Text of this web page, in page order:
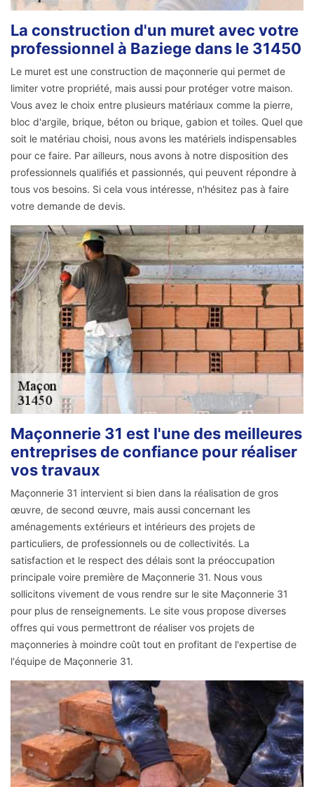
La construction d'un muret avec votre
professionnel à Baziege dans le 31450
Le muret est une construction de maçonnerie qui permet de
limiter votre propriété, mais aussi pour protéger votre maison.
Vous avez le choix entre plusieurs matériaux comme la pierre,
bloc d'argile, brique, béton ou brique, gabion et toiles. Quel que
soit le matériau choisi, nous avons les matériels indispensables
pour ce faire. Par ailleurs, nous avons à notre disposition des
professionnels qualifiés et passionnés, qui peuvent répondre à
tous vos besoins. Si cela vous intéresse, n'hésitez pas à faire
votre demande de devis.
Maçonnerie 31 est l'une des meilleures
entreprises de confiance pour réaliser
vos travaux
Maçonnerie 31 intervient si bien dans la réalisation de gros
œuvre, de second œuvre, mais aussi concernant les
aménagements extérieurs et intérieurs des projets de
particuliers, de professionnels ou de collectivités. La
satisfaction et le respect des délais sont la préoccupation
principale voire première de Maçonnerie 31. Nous vous
sollicitons vivement de vous rendre sur le site Maçonnerie 31
pour plus de renseignements. Le site vous propose diverses
offres qui vous permettront de réaliser vos projets de
maçonneries à moindre coût tout en profitant de l'expertise de
l'équipe de Maçonnerie 31.